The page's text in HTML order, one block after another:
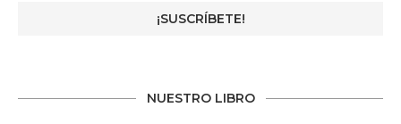
NUESTRO LIBRO